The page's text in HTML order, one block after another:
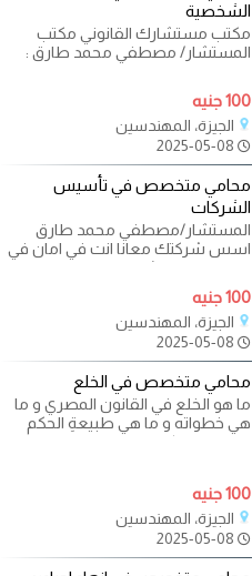
الشخصية
مكتب مستشارك القانوني مكتب
المستشار/ مصطفي محمد طارق :
الخلع -
100 جنيه
الجيزة، المهندسين
محامي متخصص في تأسيس
الشركات
المستشار/مصطفي محمد طارق
اسس شركتك معانا انت في امان في
مصر مع مستشارك القانوني
للمحاماه
100 جنيه
الجيزة، المهندسين
محامي متخصص في الخلع
ما هو الخلع في القانون المصري و ما
هي خطواته و ما هي طبيعةِ الحكم
الذي يصدر لكل من المسلمه و
100 جنيه
الجيزة، المهندسين